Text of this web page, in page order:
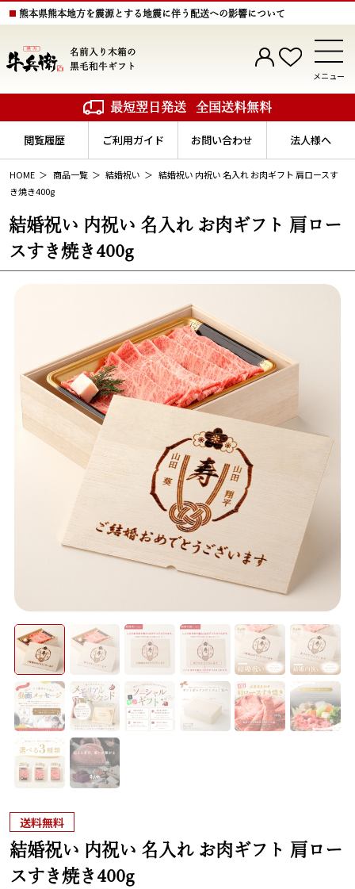
熊本県熊本地方を震源とする地震に伴う配送への影響について
名前入り木箱の
黒毛和牛ギフト
メニュー
最短翌日発送 全国送料無料
閲覧履歴 ご利用ガイド お問い合わせ 法人様へ
HOME 商品一覧 結婚祝い
結婚祝い 内祝い 名入れ お肉ギフト 肩ロースす
き焼き400g
結婚祝い 内祝い 名入れ お肉ギフト 肩ロー
スすき焼き400g
送料無料
結婚祝い 内祝い 名入れ お肉ギフト 肩ロー
スすき焼き400g